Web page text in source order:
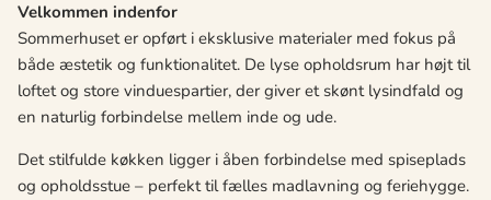
Velkommen indenfor
Sommerhuset er opført i eksklusive materialer med fokus på
både æstetik og funktionalitet. De lyse opholdsrum har højt til
loftet og store vinduespartier, der giver et skønt lysindfald og
en naturlig forbindelse mellem inde og ude.
Det stilfulde køkken ligger i åben forbindelse med spiseplads
og opholdsstue – perfekt til fælles madlavning og feriehygge.